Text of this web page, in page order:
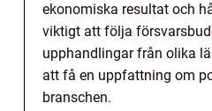
ekonomiska resultat och
viktigt att följa
upphandlingar från olika
att få en uppfattning om
branschen.